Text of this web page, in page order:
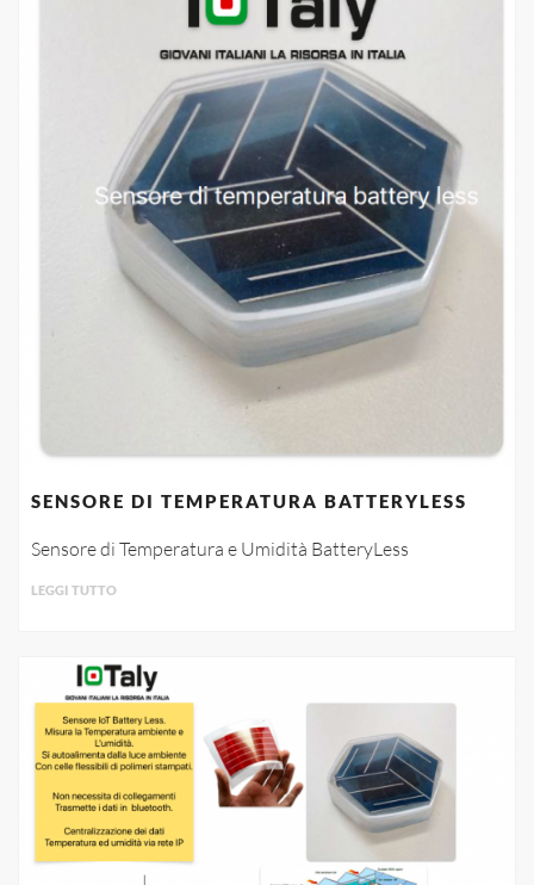
SENSORE DI TEMPERATURA BATTERYLESS
Sensore di Temperatura e Umidità BatteryLess
LEGGI TUTTO